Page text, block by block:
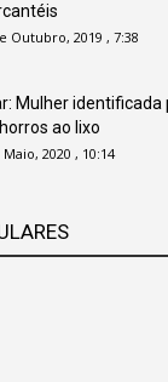
Outubro, 2019 , 7:38
Mulher identificada
ao lixo
Maio, 2020 , 10:14